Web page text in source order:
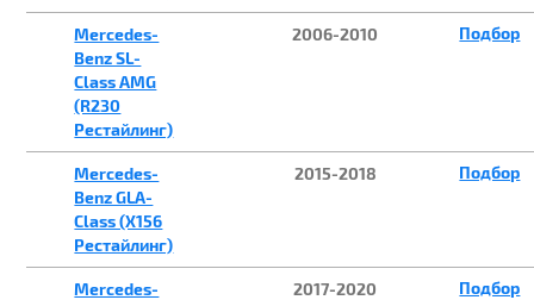
Mercedes-
Benz SL-
Class AMG
(R230
Рестайлинг)
2006-2010 Подбор
Mercedes-
Benz GLA-
Class (X156
Рестайлинг)
2015-2018 Подбор
Mercedes-
2017-2020 Подбор